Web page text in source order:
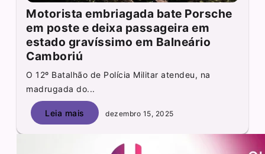
Motorista embriagada bate Porsche
em poste e deixa passageira em
estado gravíssimo em Balneário
Camboriú
O 12º Batalhão de Polícia Militar atendeu, na
madrugada do...
Leia mais dezembro 15, 2025